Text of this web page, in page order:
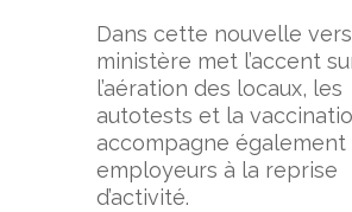
Dans cette nouvelle
ministère met l’accent
l’aération des locaux, les
autotests et la
accompagne également
employeurs à la reprise
d’activité.